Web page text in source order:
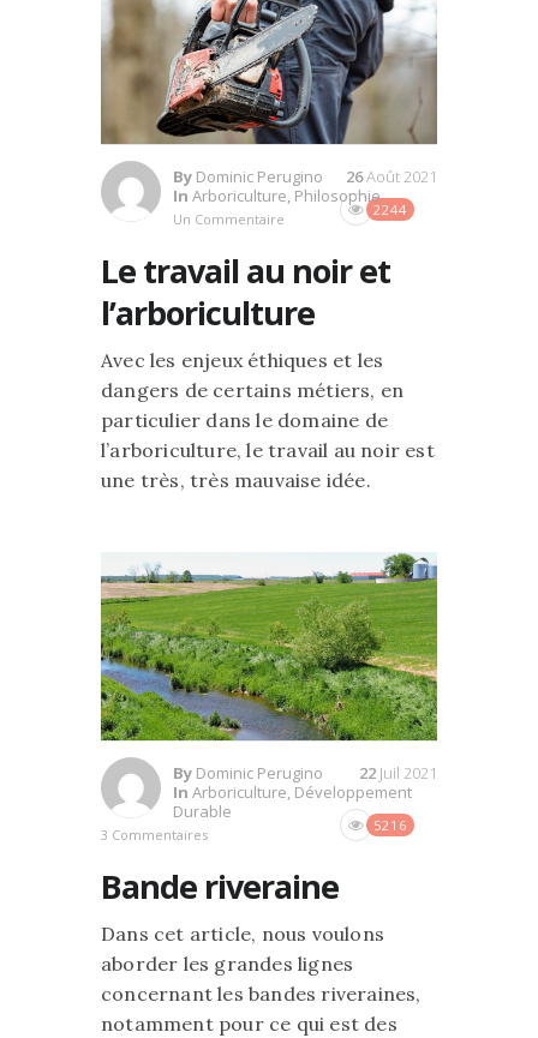
By Dominic Perugino
In Arboriculture Philosophie
Un Commentaire
2244
26Août 2021
Le travail au noir et
l’arboriculture
Avec les enjeux éthiques et les
dangers de certains métiers, en
particulier dans le domaine de
l’arboriculture, le travail au noir est
une très, très mauvaise idée.
By Dominic Perugino
In Arboriculture, Développement
Durable
3 Commentaires
5216
22 Juil 2021
Bande riveraine
Dans cet article, nous voulons
aborder les grandes lignes
concernant les bandes riveraines,
notamment pour ce qui est des